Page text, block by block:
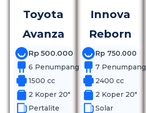
Toyota
Avanza
Rp 500.000
6 Penumpang
1500 cc
2 Koper 20"
Pertalite
Innova
Reborn
Rp 750.000
7 Penumpang
2400 cc
2 Koper 20"
Solar